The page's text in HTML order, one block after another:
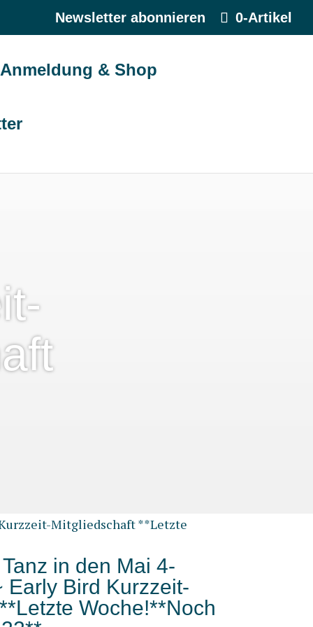
Newsletter abonnieren 0-Artikel
Anmeldung & Shop
Mitgliedschaft **Letzte
in den Mai 4-
Early Bird Kurzzeit-
Woche!**Noch